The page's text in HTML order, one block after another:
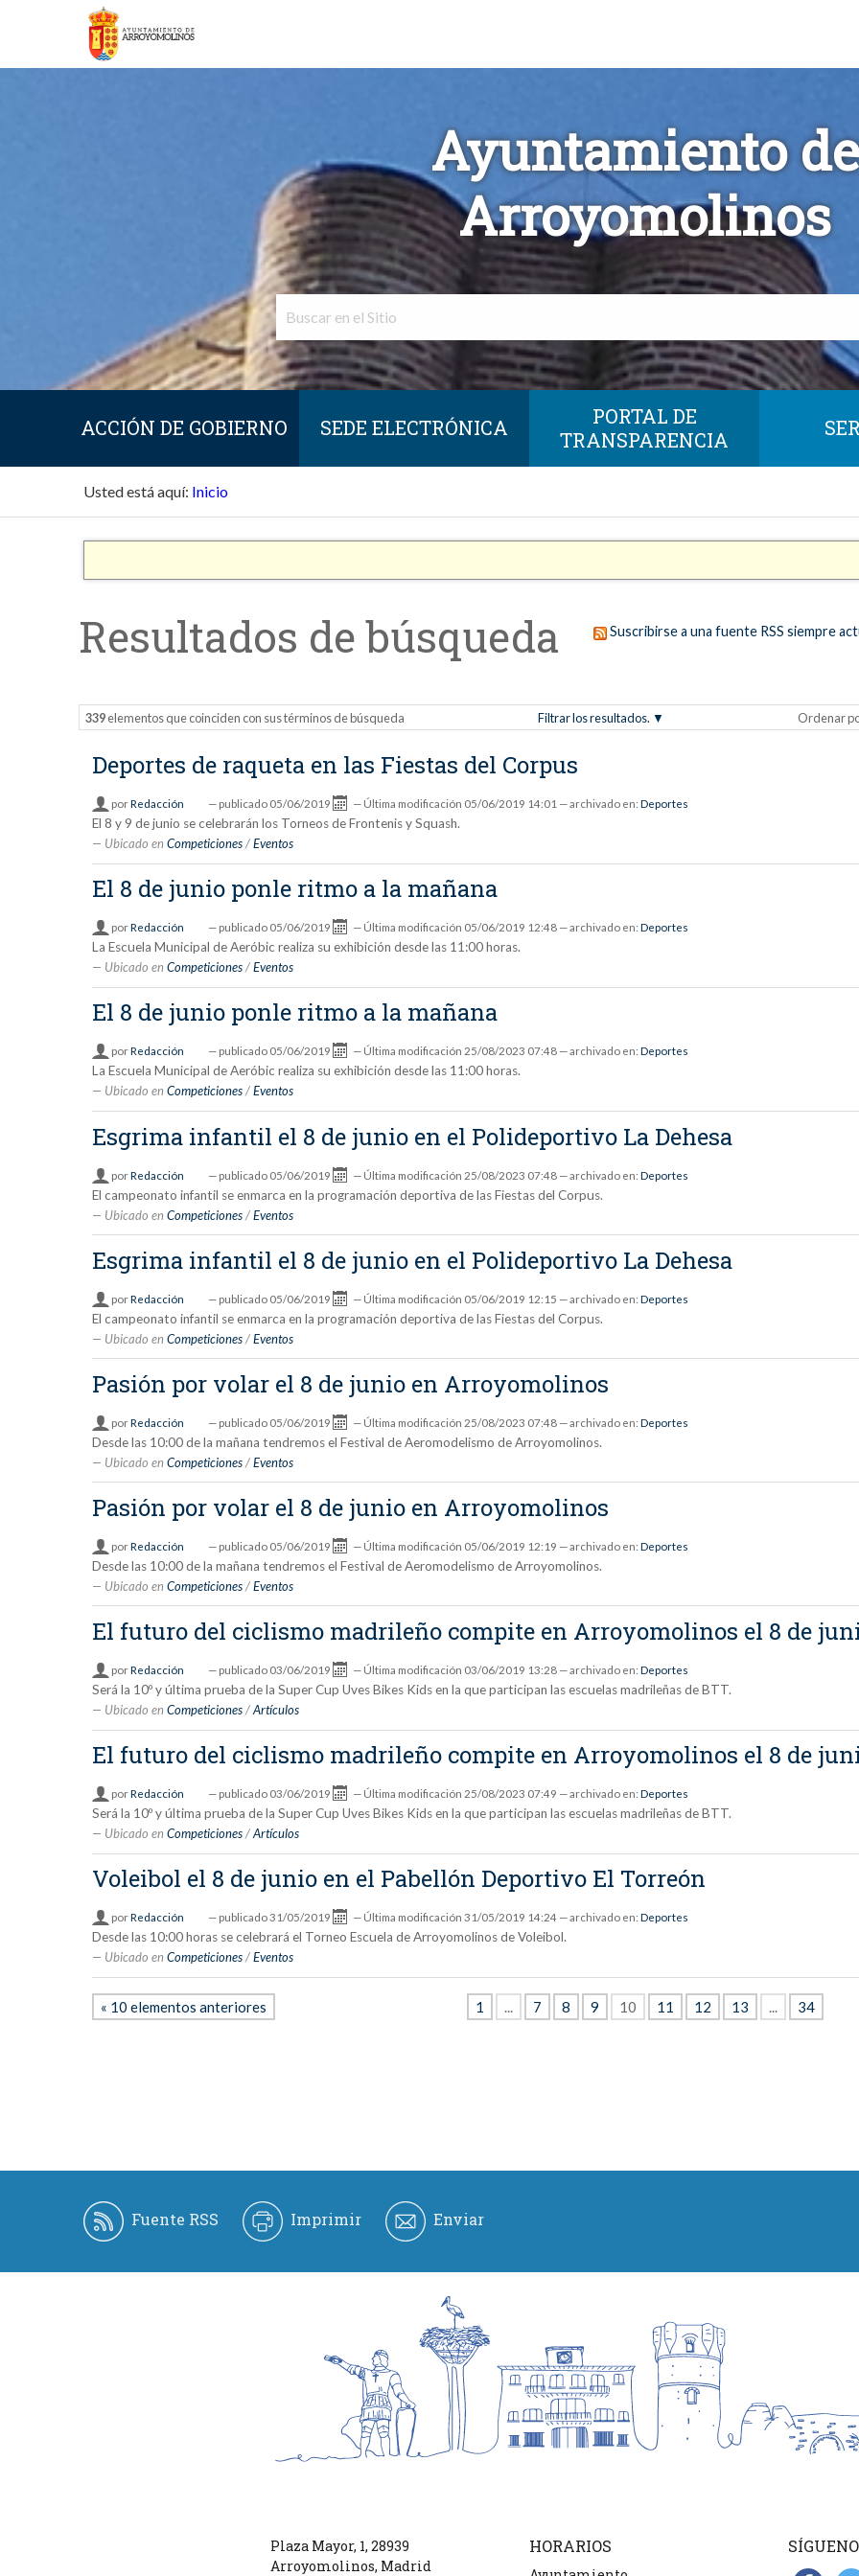
Ayuntamiento de
Arroyomolinos
ACCIÓN DE GOBIERNO SEDE ELECTRÓNICA
PORTAL DE
TRANSPARENCIA
Usted está aquí: Inicio
Resultados de búsqueda Suscribirse a una fuente RSS siempre
339elementos que coinciden con sus términos de búsqueda Filtrar los resultados. Ordenar
Deportes de raqueta en las Fiestas del Corpus
porRedacción — publicado05/06/2019 — Última modificación 05/06/2019 14:01 — archivado en:Deportes
El 8 y 9 de junio se celebrarán los Torneos de Frontenis y Squash.
Ubicado en Competiciones /Eventos
El 8 de junio ponle ritmo a la mañana
porRedacción — publicado05/06/2019 — Última modificación 05/06/2019 12:48 — archivado en:Deportes
La Escuela Municipal de Aeróbic realiza su exhibición desde las 11:00 horas.
Ubicado en Competiciones /Eventos
El 8 de junio ponle ritmo a la mañana
porRedacción — publicado05/06/2019 — Última modificación 25/08/2023 07:48 — archivado en:Deportes
La Escuela Municipal de Aeróbic realiza su exhibición desde las 11:00 horas.
Ubicado en Competiciones /Eventos
Esgrima infantil el 8 de junio en el Polideportivo La Dehesa
porRedacción — publicado05/06/2019 — Última modificación 25/08/2023 07:48 — archivado en:Deportes
El campeonato infantil se enmarca en la programación deportiva de las Fiestas del Corpus.
Ubicado en Competiciones /Eventos
Esgrima infantil el 8 de junio en el Polideportivo La Dehesa
porRedacción — publicado05/06/2019 — Última modificación 05/06/2019 12:15 — archivado en:Deportes
El campeonato infantil se enmarca en la programación deportiva de las Fiestas del Corpus.
Ubicado en Competiciones /Eventos
Pasión por volar el 8 de junio en Arroyomolinos
porRedacción — publicado05/06/2019 — Última modificación 25/08/2023 07:48 — archivado en:Deportes
Desde las 10:00 de la mañana tendremos el Festival de Aeromodelismo de Arroyomolinos.
Ubicado en Competiciones /Eventos
Pasión por volar el 8 de junio en Arroyomolinos
porRedacción — publicado05/06/2019 — Última modificación 05/06/2019 12:19 — archivado en:Deportes
Desde las 10:00 de la mañana tendremos el Festival de Aeromodelismo de Arroyomolinos.
Ubicado en Competiciones /Eventos
El futuro del ciclismo madrileño compite en Arroyomolinos el 8 de
porRedacción — publicado03/06/2019 — Última modificación 03/06/2019 13:28 — archivado en:Deportes
Será la 10º y última prueba de la Super Cup Uves Bikes Kids en la que participan las escuelas madrileñas de BTT.
Ubicado en Competiciones /Artículos
El futuro del ciclismo madrileño compite en Arroyomolinos el 8 de
porRedacción — publicado03/06/2019 — Última modificación 25/08/2023 07:49 — archivado en:Deportes
Será la 10º y última prueba de la Super Cup Uves Bikes Kids en la que participan las escuelas madrileñas de BTT.
Ubicado en Competiciones /Artículos
Voleibol el 8 de junio en el Pabellón Deportivo El Torreón
porRedacción — publicado31/05/2019 — Última modificación 31/05/2019 14:24 — archivado en:Deportes
Desde las 10:00 horas se celebrará el Torneo Escuela de Arroyomolinos de Voleibol.
Ubicado en Competiciones /Eventos
« 10 elementos anteriores 1 ... 7 8 9 10 11 12 13 ... 34
Fuente RSS Imprimir Enviar
Plaza Mayor, 1, 28939
Arroyomolinos, Madrid
HORARIOS